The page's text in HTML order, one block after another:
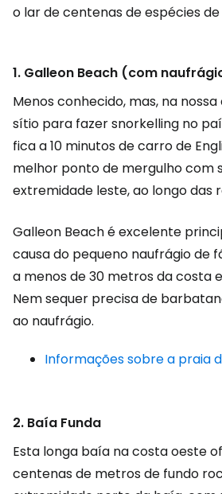
o lar de centenas de espécies de
1. Galleon Beach (com
Menos conhecido, mas, na
sítio para fazer snorkelling no
fica a 10 minutos de carro de
melhor ponto de mergulho com
extremidade leste, ao longo das
Galleon Beach é excelente
causa do pequeno naufrágio de
a menos de 30 metros da costa
Nem sequer precisa de
ao naufrágio.
Informações sobre a praia
2. Baía Funda
Esta longa baía na costa oeste
centenas de metros de fundo